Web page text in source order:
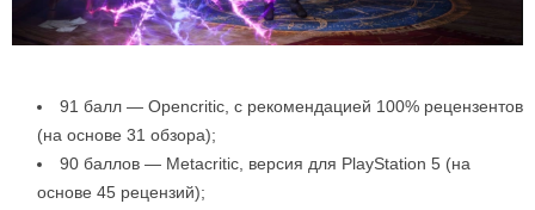
91 балл — Opencritic, с рекомендацией 100% рецензентов
(на основе 31 обзора);
90 баллов — Metacritic, версия для PlayStation 5 (на
основе 45 рецензий);